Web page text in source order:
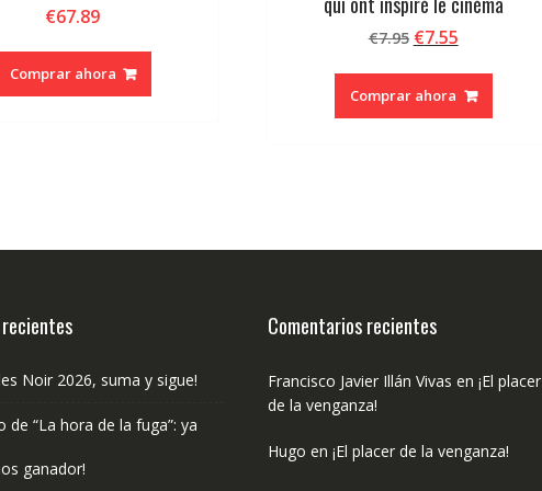
€67.89
Comprar ahora
€7.95 El
original
era:
€7.55El
actual
es:
Comprar ahora
Noir 2026, suma y sigue!
de “La hora de la fuga”: ya
ganador!
Comentarios recientes
Francisco Javier Illán Vivas en ¡El placer
de la venganza!
Hugo en ¡El placer de la venganza!